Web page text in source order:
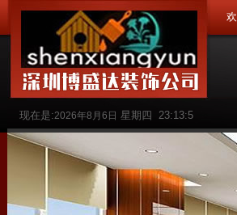
现在是:2026年8月6日 星期四 23:13:5